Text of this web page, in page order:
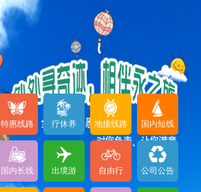
特惠线路 疗休养 地接线路 国内短线
国内长线 出境游 自由行 公司公告